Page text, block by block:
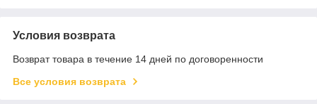
Условия возврата
Возврат товара в течение 14 дней по договоренности
Все условия возврата